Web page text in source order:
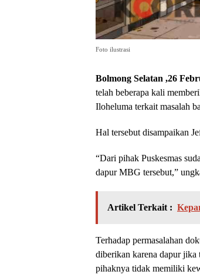
Foto ilustrasi
Bolmong Selatan ,26
telah beberapa kali
Iloheluma terkait masalah
Hal tersebut disampaikan
“Dari pihak Puskesmas
dapur MBG tersebut,”
Artikel Terkait :
Terhadap permasalahan
diberikan karena dapur
pihaknya tidak memiliki